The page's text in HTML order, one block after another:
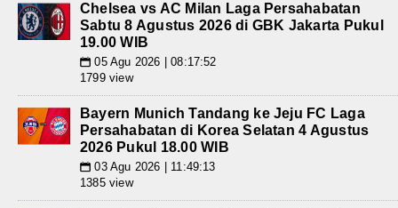
Chelsea vs AC Milan Laga Persahabatan
Sabtu 8 Agustus 2026 di GBK Jakarta Pukul
19.00 WIB
📅 05 Agu 2026 | 08:17:52
1799 view
Bayern Munich Tandang ke Jeju FC Laga
Persahabatan di Korea Selatan 4 Agustus
2026 Pukul 18.00 WIB
📅 03 Agu 2026 | 11:49:13
1385 view